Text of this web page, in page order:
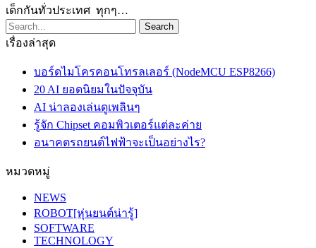
เด็กกันทั่วประเทศ ทุกๆ…
เรื่องล่าสุด
บอร์ดไมโครคอนโทรลเลอร์ (NodeMCU ESP8266)
20 AI ยอดนิยมในปัจจุบัน
AI น่าลองเล่นดูเพลินๆ
รู้จัก Chipset คอมพิวเตอร์แต่ละค่าย
อนาคตรถยนต์ไฟฟ้าจะเป็นอย่างไร?
หมวดหมู่
NEWS
ROBOT[หุ่นยนต์น่ารู้]
SOFTWARE
TECHNOLOGY